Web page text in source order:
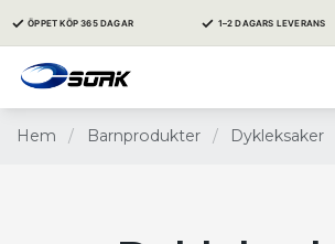
✓ ÖPPET KÖP 365 DAGAR ✓ 1–2 DAGARS LEVERANS
Hem / Barnprodukter / Dykleksaker